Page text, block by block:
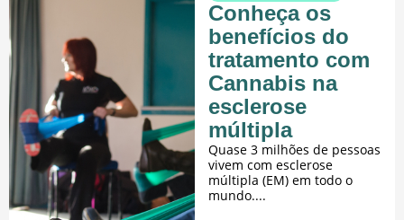
Conheça os
benefícios do
tratamento com
Cannabis na
esclerose
múltipla
Quase 3 milhões de pessoas
vivem com esclerose
múltipla (EM) em todo o
mundo....